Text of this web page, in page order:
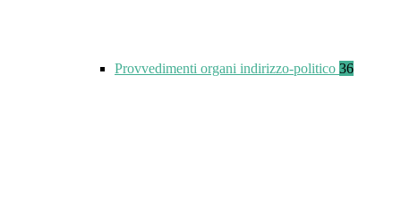
Provvedimenti organi indirizzo-politico 36